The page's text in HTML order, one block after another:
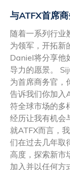
与ATFX首席
随着一系列行业
为领军，开拓新
Daniel将分享他
导力的愿景。
为首席商务官，
告诉我们你加入
符全球市场的多
经历让我有机会
就ATFX而言，
们在过去几年取
高度，探索新市
加入并以任何方